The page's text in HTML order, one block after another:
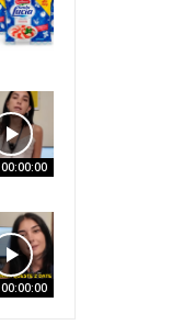
00:00:00
00:00:00